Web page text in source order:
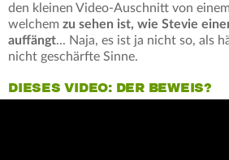
den kleinen Video-Auschnitt von
welchem zu sehen ist, wie Stevie
auffängt... Naja, es ist ja nicht so, als
nicht geschärfte Sinne.
DIESES VIDEO: DER BEWEIS?